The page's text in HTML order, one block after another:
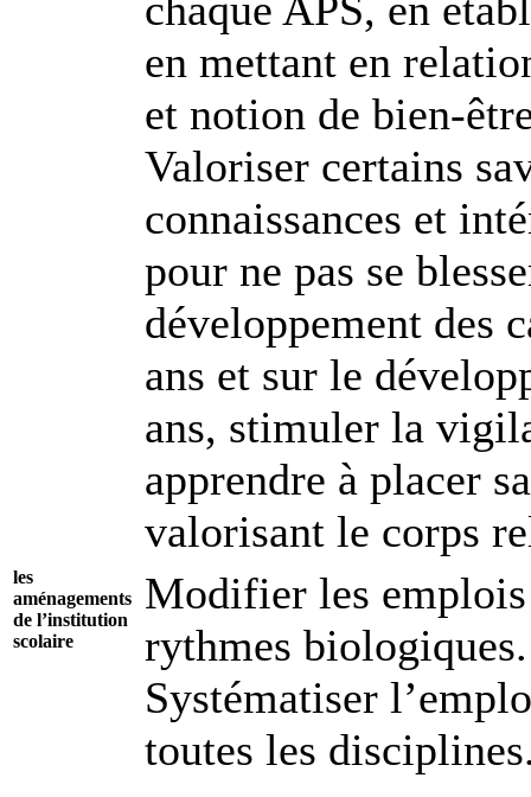
en mettant en
et notion de bien-
Valoriser certains
connaissances et
pour ne pas se
développement des
ans et sur le
ans, stimuler la
apprendre à placer
valorisant le corps
les
aménagements
de l’institution
scolaire
Modifier les emplois
rythmes biologiques.
Systématiser
toutes les